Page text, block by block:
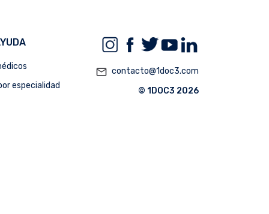
especialidad
mail_outline contacto@1doc3.com
© 1DOC3 2026